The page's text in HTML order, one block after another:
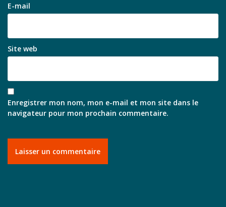
E-mail
Site web
Enregistrer mon nom, mon e-mail et mon site dans le
navigateur pour mon prochain commentaire.